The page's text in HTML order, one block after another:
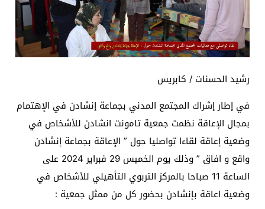
رشيد الحسنات / كابريس
في إطار إشراك المجتمع المدني بجماعة إنشادن في الإهتمام
بمجال الإعاقة نظمت جمعية تامونت انشادن للأشخاص في
وضعية إعاقة لقاءا تواصليا حول ” الإعاقة بجماعة إنشادن
واقع و افاق ” وذلك يوم الخميس 29 فبراير 2024 على
الساعة 11 صباحا بالمركز التربوي التأهيلي للأشخاص في
وضعية اعاقة بإنشادن بحضور كل من ممثل جمعية :